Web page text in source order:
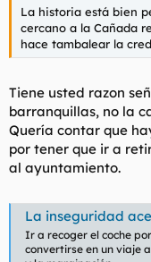
La historia está bien
cercano a la Cañada
hace tambalear la
Tiene usted razon
barranquillas, no la
Quería contar que
por tener que ir a
al ayuntamiento.
La inseguridad
Ir a recoger el coche
convertirse en un viaje